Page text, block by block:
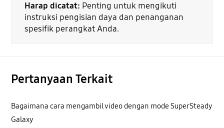
Harap dicatat: Penting untuk mengikuti
instruksi pengisian daya dan penanganan
spesifik perangkat Anda.
Pertanyaan Terkait
Bagaimana cara mengambil video dengan mode SuperSteady
Galaxy